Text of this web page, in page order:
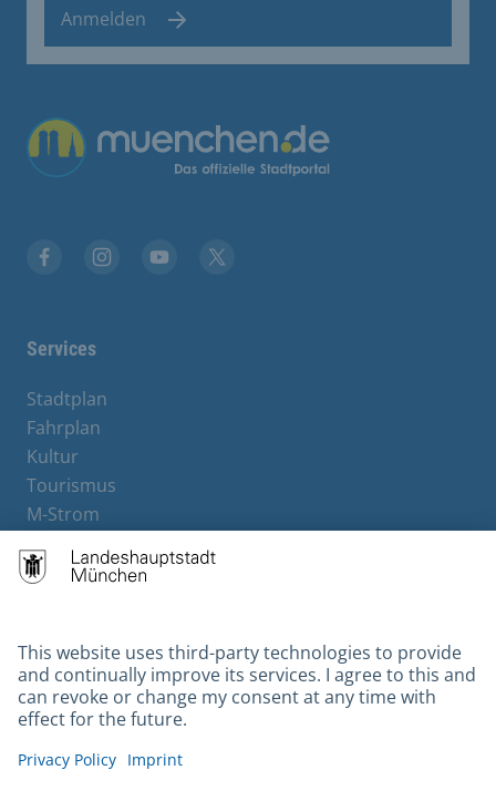
Anmelden
Übergreifende Links
Services
Stadtplan
Fahrplan
Kultur
Tourismus
M-Strom
Hotels
Contact
Barrierefreiheit
Leichte Sprache
Gebärdensprache